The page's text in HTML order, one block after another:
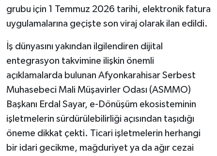
grubu için 1 Temmuz 2026 tarihi, elektronik fatura
uygulamalarına geçişte son viraj olarak ilan edildi.
İş dünyasını yakından ilgilendiren dijital
entegrasyon takvimine ilişkin önemli
açıklamalarda bulunan Afyonkarahisar Serbest
Muhasebeci Mali Müşavirler Odası (ASMMO)
Başkanı Erdal Sayar, e-Dönüşüm ekosisteminin
işletmelerin sürdürülebilirliği açısından taşıdığı
öneme dikkat çekti. Ticari işletmelerin herhangi
bir idari gecikme, mağduriyet ya da ağır cezai